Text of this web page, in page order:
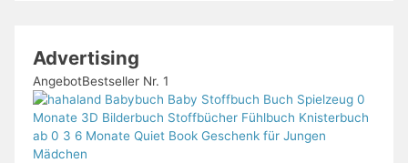
Advertising
AngebotBestseller Nr. 1